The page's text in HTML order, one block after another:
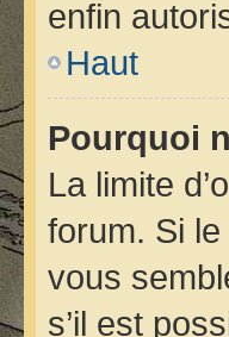
enfin
Haut
Pourquoi
La limite
forum. Si
vous
s’il est